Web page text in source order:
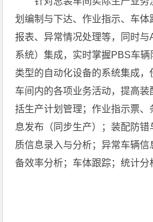
划编制与下达、作业指示、车
报表、异常情况处理等，同时与
系统）集成，实时掌握PBS车
类型的自动化设备的系统集成
车间内的各项业务活动，提高
括生产计划管理；作业指示票
息发布（同步生产）；装配防
质信息录入与分析；异常车辆
备效率分析；车体跟踪；统计分